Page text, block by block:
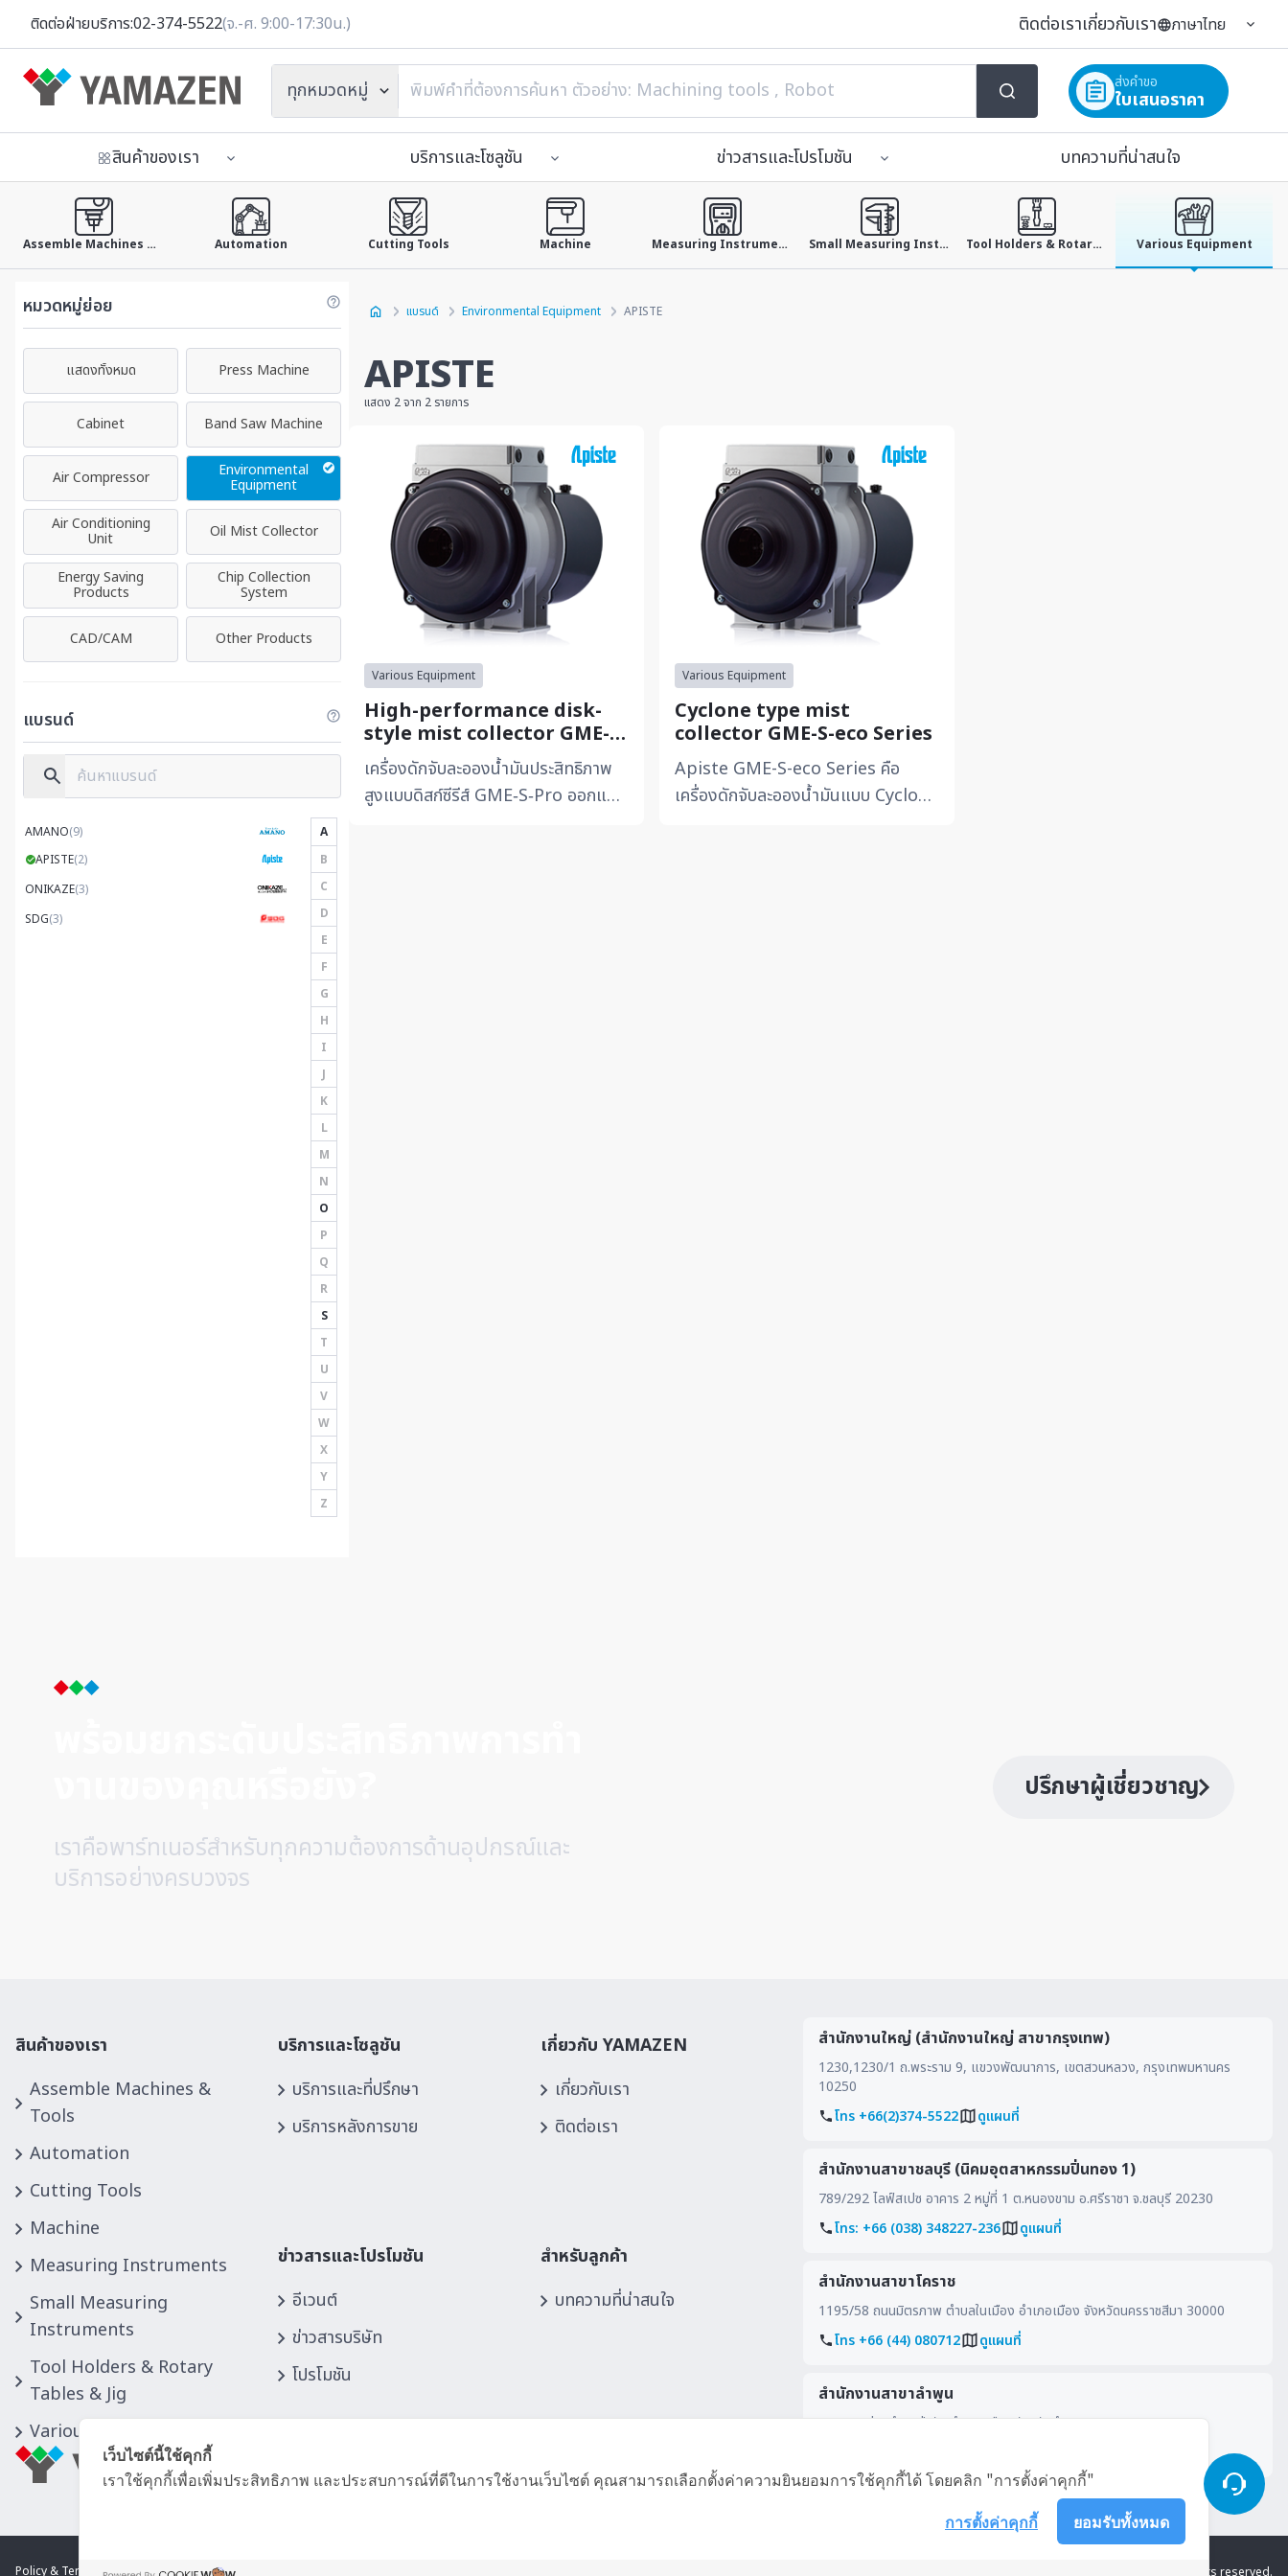
ติดต่อฝ่ายบริการ:02-374-5522(จ.-ศ. 9:00-17:30น.) ติดต่อเราเกี่ยวกับเรา ภาษาไทย
ทุกหมวดหมู่ ส่งคำขอ
ใบเสนอราคา
สินค้าของเรา บริการและโซลูชัน ข่าวสารและโปรโมชัน บทความที่น่าสนใจ
Assemble Machines & Tools Automation Cutting Tools Machine Measuring Instruments Small Measuring Instruments Tool Holders & Rotary Tables & Jig Various Equipment
หมวดหมู่ย่อย
แสดงทั้งหมด Press Machine
Cabinet Band Saw Machine
Air Compressor Environmental
Equipment
Air Conditioning
Unit Oil Mist Collector
Energy Saving
Products
Chip Collection
System
CAD/CAM Other Products
แบรนด์
AMANO(9)
APISTE(2)
ONIKAZE(3)
SDG(3)
A
B
C
D
E
F
G
H
I
J
K
L
M
N
O
P
Q
R
S
T
U
V
W
X
Y
Z
แบรนด์ Environmental Equipment APISTE
APISTE
แสดง 2 จาก 2 รายการ
Various Equipment
High-performance disk-
style mist collector GME-S-
Pro Series
เครื่องดักจับละอองน้ำมันประสิทธิภาพ
สูงแบบดิสก์ซีรีส์ GME‑S‑Pro ออกแบบ
Various Equipment
Cyclone type mist
collector GME-S-eco Series
Apiste GME-S-eco Series คือ
เครื่องดักจับละอองน้ำมันแบบ Cyclone
เราคือพาร์ทเนอร์สำหรับทุกความต้องการด้านอุปกรณ์และ
บริการอย่างครบวงจร
ปรึกษาผู้เชี่ยวชาญ
สินค้าของเรา
Assemble Machines &
Tools
Automation
Cutting Tools
Machine
Measuring Instruments
Small Measuring
Instruments
Tool Holders & Rotary
Tables & Jig
Various Equipment
บริการและโซลูชัน
บริการและที่ปรึกษา
บริการหลังการขาย
ข่าวสารและโปรโมชัน
อีเวนต์
ข่าวสารบริษัท
โปรโมชัน
เกี่ยวกับ YAMAZEN
เกี่ยวกับเรา
ติดต่อเรา
สำหรับลูกค้า
บทความที่น่าสนใจ
สำนักงานใหญ่ (สำนักงานใหญ่ สาขากรุงเทพ)
1230,1230/1 ถ.พระราม 9, แขวงพัฒนาการ, เขตสวนหลวง, กรุงเทพมหานคร
10250
โทร +66(2)374-5522
ดูแผนที่
สำนักงานสาขาชลบุรี (นิคมอุตสาหกรรมปิ่นทอง 1)
789/292 ไลฟ์สเปซ อาคาร 2 หมู่ที่ 1 ต.หนองขาม อ.ศรีราชา จ.ชลบุรี 20230
โทร: +66 (038) 348227-236
ดูแผนที่
สำนักงานสาขาโคราช
1195/58 ถนนมิตรภาพ ตำบลในเมือง อำเภอเมือง จังหวัดนครราชสีมา 30000
โทร +66 (44) 080712
ดูแผนที่
สำนักงานสาขาลำพูน
177/2 หมู่ 4 ตำบลป่าสัก อำเภอเมือง จังหวัดลำพูน 51000
Policy & Term of UsePrivacy Policy Copyright © YAMAZEN (THAILAND) CO., LTD. All rights reserved.
เว็บไซต์นี้ใช้คุกกี้
เราใช้คุกกี้เพื่อเพิ่มประสิทธิภาพ และประสบการณ์ที่ดีในการใช้งานเว็บไซต์ คุณสามารถเลือกตั้งค่าความยินยอมการใช้คุกกี้ได้ โดยคลิก "การตั้งค่าคุกกี้"
ยอมรับทั้งหมด
การตั้งค่าคุกกี้